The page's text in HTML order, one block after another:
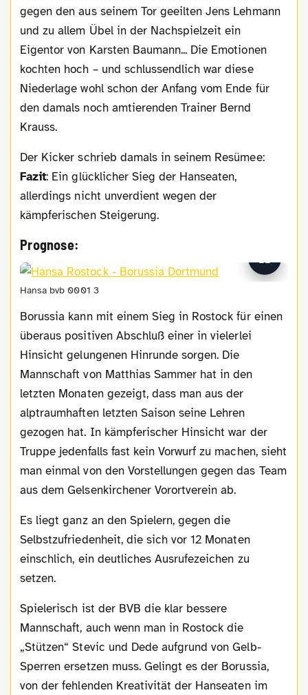
gegen den aus seinem Tor geeilten Jens Lehmann
und zu allem Übel in der Nachspielzeit ein
Eigentor von Karsten Baumann... Die Emotionen
kochten hoch – und schlussendlich war diese
Niederlage wohl schon der Anfang vom Ende für
den damals noch amtierenden Trainer Bernd
Krauss.
Der Kicker schrieb damals in seinem Resümee:
Fazit: Ein glücklicher Sieg der Hanseaten,
allerdings nicht unverdient wegen der
kämpferischen Steigerung.
Prognose:
Hansa bvb 0001 3
Borussia kann mit einem Sieg in Rostock für einen
überaus positiven Abschluß einer in vielerlei
Hinsicht gelungenen Hinrunde sorgen. Die
Mannschaft von Matthias Sammer hat in den
letzten Monaten gezeigt, dass man aus der
alptraumhaften letzten Saison seine Lehren
gezogen hat. In kämpferischer Hinsicht war der
Truppe jedenfalls fast kein Vorwurf zu machen, sieht
man einmal von den Vorstellungen gegen das Team
aus dem Gelsenkirchener Vorortverein ab.
Es liegt ganz an den Spielern, gegen die
Selbstzufriedenheit, die sich vor 12 Monaten
einschlich, ein deutliches Ausrufezeichen zu
setzen.
Spielerisch ist der BVB die klar bessere
Mannschaft, auch wenn man in Rostock die
„Stützen“ Stevic und Dede aufgrund von Gelb-
Sperren ersetzen muss. Gelingt es der Borussia,
von der fehlenden Kreativität der Hanseaten im